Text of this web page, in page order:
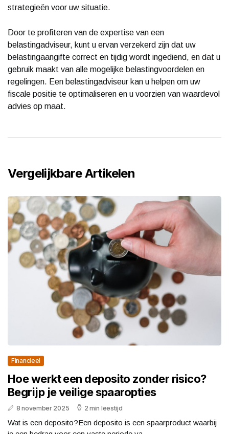
strategieën voor uw situatie.
Door te profiteren van de expertise van een
belastingadviseur, kunt u ervan verzekerd zijn dat uw
belastingaangifte correct en tijdig wordt ingediend, en dat u
gebruik maakt van alle mogelijke belastingvoordelen en
regelingen. Een belastingadviseur kan u helpen om uw
fiscale positie te optimaliseren en u voorzien van waardevol
advies op maat.
Vergelijkbare Artikelen
Financieel
Hoe werkt een deposito zonder risico?
Begrijp je veilige spaaropties
8 november 2025 2 min leestijd
Wat is een deposito?Een deposito is een spaarproduct waarbij